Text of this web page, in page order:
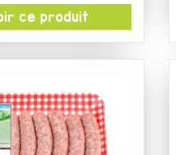
ce produit